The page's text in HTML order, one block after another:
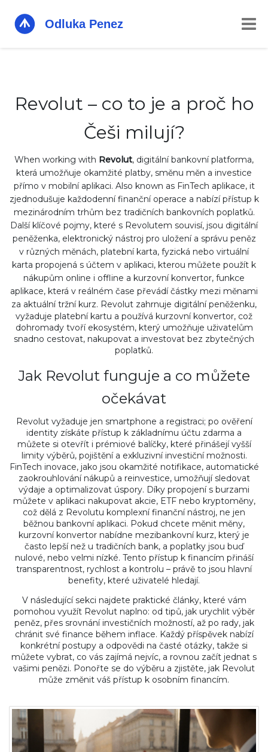
Revolut – co to je a proč ho
Češi milují?
When working with Revolut, digitální bankovní platforma,
která umožňuje okamžité platby, směnu měn a investice
přímo v mobilní aplikaci. Also known as FinTech aplikace, it
zjednodušuje každodenní finanční operace a nabízí přístup k
mezinárodním trhům bez tradičních bankovních poplatků.
Další klíčové pojmy, které s Revolutem souvisí, jsou digitální
peněženka, elektronický nástroj pro uložení a správu peněz
v různých měnách, platební karta, fyzická nebo virtuální
karta propojená s účtem v aplikaci, kterou můžete použít k
nákupům online i offline a kurzovní konvertor, funkce
aplikace, která v reálném čase převádí částky mezi měnami
za aktuální tržní kurz. Revolut zahrnuje digitální peněženku,
vyžaduje platební kartu a používá kurzovní konvertor, což
dohromady tvoří ekosystém, který umožňuje uživatelům
snadno cestovat, nakupovat a investovat bez zbytečných
poplatků.
Jak Revolut funguje a co můžete
očekávat
Revolut vyžaduje jen smartphone a registraci; po ověření
identity získáte přístup k základnímu účtu zdarma a
můžete si otevřít i prémiové balíčky, které přinášejí vyšší
limity výběrů, pojištění a exkluzivní investiční možnosti.
FinTech inovace, jako jsou okamžité notifikace, automatické
zaokrouhlování nákupů a reinvestice, umožňují sledovat
výdaje a optimalizovat úspory. Díky propojení s burzami
můžete v aplikaci nakupovat akcie, ETF nebo kryptoměny,
což dělá z Revolutu komplexní finanční nástroj, ne jen
běžnou bankovní aplikaci. Pokud chcete měnit měny,
kurzovní konvertor nabídne mezibankovní kurz, který je
často lepší než u tradičních bank, a poplatky jsou buď
nulové, nebo velmi nízké. Tento přístup k financím přináší
transparentnost, rychlost a kontrolu – právě to jsou hlavní
benefity, které uživatelé hledají.
V následující sekci najdete praktické články, které vám
pomohou využít Revolut naplno: od tipů, jak urychlit výběr
peněz, přes srovnání investičních možností, až po rady, jak
chránit své finance během inflace. Každý příspěvek nabízí
konkrétní postupy a odpovědi na časté otázky, takže si
můžete vybrat, co vás zajímá nejvíc, a rovnou začít jednat s
vašimi penězi. Ponořte se do výběru a zjistěte, jak Revolut
může změnit váš přístup k osobním financím.